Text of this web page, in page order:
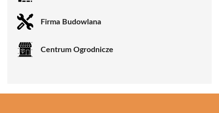
Firma Budowlana
Centrum Ogrodnicze